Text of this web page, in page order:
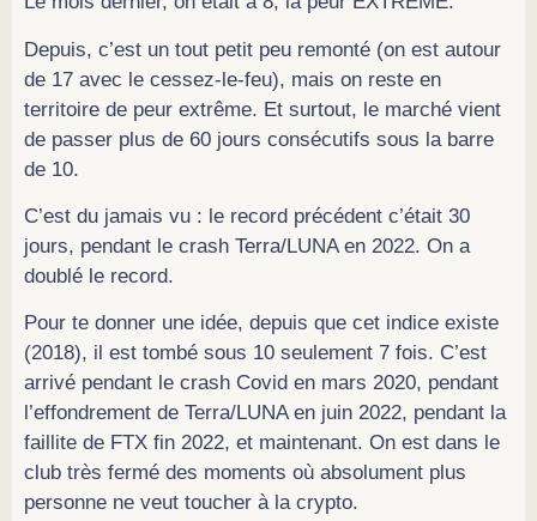
Depuis, c’est un tout petit peu remonté (on est autour
de 17 avec le cessez-le-feu), mais on reste en
territoire de peur extrême. Et surtout, le marché vient
de passer plus de 60 jours consécutifs sous la barre
de 10.
C’est du jamais vu : le record précédent c’était 30
jours, pendant le crash Terra/LUNA en 2022. On a
doublé le record.
Pour te donner une idée, depuis que cet indice existe
(2018), il est tombé sous 10 seulement 7 fois. C’est
arrivé pendant le crash Covid en mars 2020, pendant
l’effondrement de Terra/LUNA en juin 2022, pendant la
faillite de FTX fin 2022, et maintenant. On est dans le
club très fermé des moments où absolument plus
personne ne veut toucher à la crypto.